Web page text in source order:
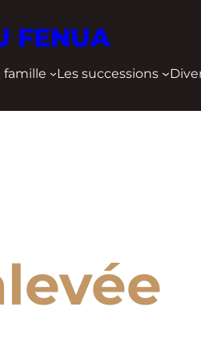
FENUA
famille Les successions